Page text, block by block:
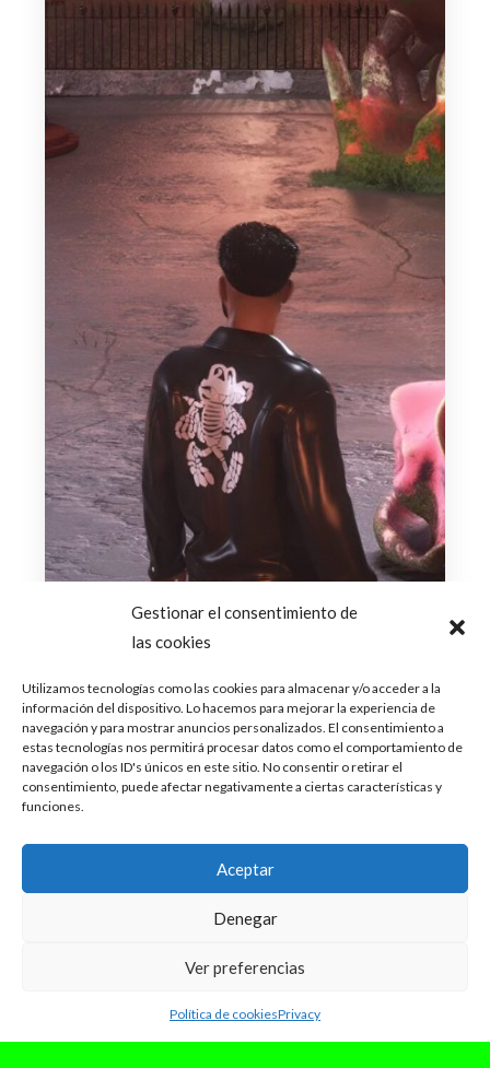
Gestionar el consentimiento de
las cookies
Utilizamos tecnologías como las cookies para almacenar y/o acceder a la
información del dispositivo. Lo hacemos para mejorar la experiencia de
navegación y para mostrar anuncios personalizados. El consentimiento a
estas tecnologías nos permitirá procesar datos como el comportamiento de
navegación o los ID's únicos en este sitio. No consentir o retirar el
consentimiento, puede afectar negativamente a ciertas características y
funciones.
Aceptar
Denegar
Ver preferencias
Política de cookiesPrivacy
Álvaro Díaz aprende a decir adiós
a la felicidad en SAYONARA
Álvaro Díaz ha publicado su tan esperado
aprendió a decir adiós a ese...